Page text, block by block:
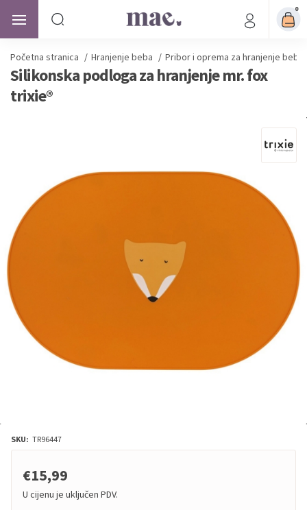
0
Početna stranica / Hranjenje beba / Pribor i oprema za hranjenje beba
Silikonska podloga za hranjenje mr. fox
trixie®
SKU: TR96447
€15,99
U cijenu je uključen PDV.